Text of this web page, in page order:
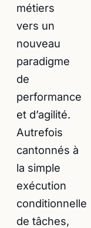
métiers
vers un
nouveau
paradigme
de
performance
et d’agilité.
Autrefois
cantonnés à
la simple
exécution
conditionnelle
de tâches,